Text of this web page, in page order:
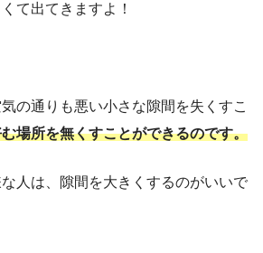
て出てきますよ！
の通りも悪い小さな隙間を失くすこ
場所を無くすことができるのです。
人は、隙間を大きくするのがいいで